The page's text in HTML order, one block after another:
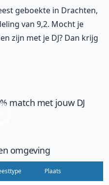
geboekte in Drachten,
van 9,2. Mocht je
zijn met je DJ? Dan krijg
match met jouw DJ
omgeving
Plaats